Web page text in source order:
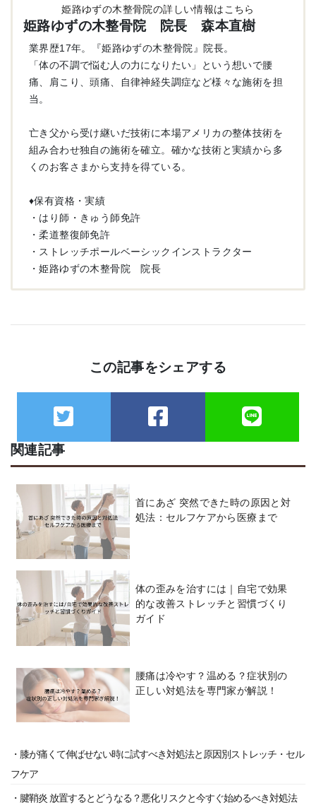
姫路ゆずの木整骨院の詳しい情報はこちら
姫路ゆずの木整骨院 院長 森本直樹
業界歴17年。『姫路ゆずの木整骨院』院長。
「体の不調で悩む人の力になりたい」という想いで腰
痛、肩こり、頭痛、自律神経失調症など様々な施術を担
当。
亡き父から受け継いだ技術に本場アメリカの整体技術を
組み合わせ独自の施術を確立。確かな技術と実績から多
くのお客さまから支持を得ている。
♦︎保有資格・実績
・はり師・きゅう師免許
・柔道整復師免許
・ストレッチポールベーシックインストラクター
・姫路ゆずの木整骨院 院長
この記事をシェアする
関連記事
首にあざ 突然できた時の原因と対
処法：セルフケアから医療まで
体の歪みを治すには｜自宅で効果
的な改善ストレッチと習慣づくり
ガイド
腰痛は冷やす？温める？症状別の
正しい対処法を専門家が解説！
・膝が痛くて伸ばせない時に試すべき対処法と原因別ストレッチ・セル
フケア
・腱鞘炎 放置するとどうなる？悪化リスクと今すぐ始めるべき対処法